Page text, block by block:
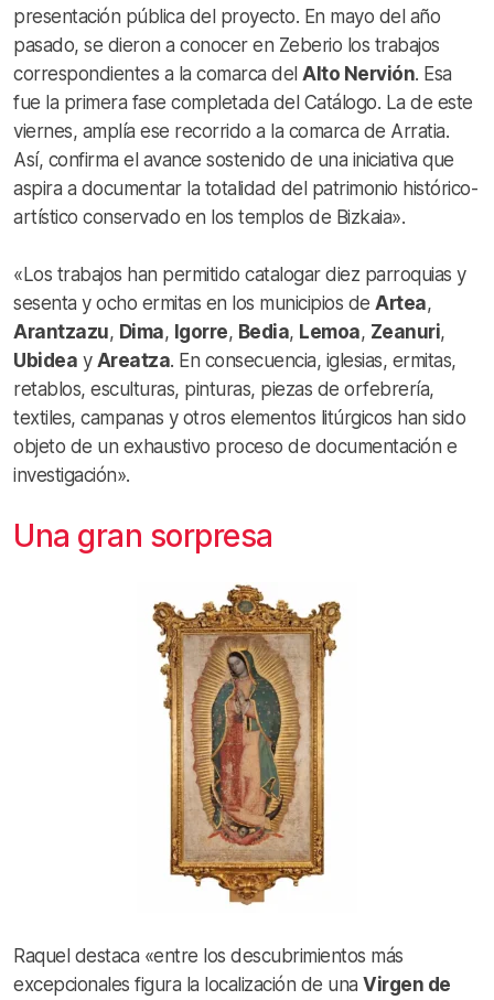
presentación pública del proyecto. En mayo del año
pasado, se dieron a conocer en Zeberio los trabajos
correspondientes a la comarca del Alto Nervión. Esa
fue la primera fase completada del Catálogo. La de este
viernes, amplía ese recorrido a la comarca de Arratia.
Así, confirma el avance sostenido de una iniciativa que
aspira a documentar la totalidad del patrimonio histórico-
artístico conservado en los templos de Bizkaia».
«Los trabajos han permitido catalogar diez parroquias y
sesenta y ocho ermitas en los municipios de Artea,
Arantzazu, Dima, Igorre, Bedia, Lemoa, Zeanuri,
Ubidea y Areatza. En consecuencia, iglesias, ermitas,
retablos, esculturas, pinturas, piezas de orfebrería,
textiles, campanas y otros elementos litúrgicos han sido
objeto de un exhaustivo proceso de documentación e
investigación».
Una gran sorpresa
Raquel destaca «entre los descubrimientos más
excepcionales figura la localización de una Virgen de